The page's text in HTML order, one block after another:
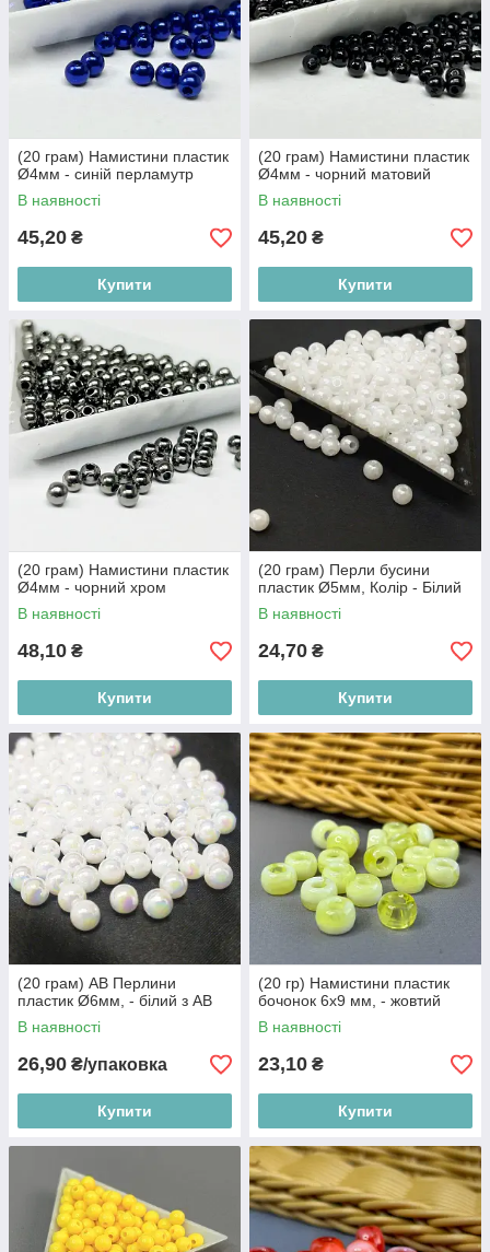
(20 грам) Намистини пластик
Ø4мм - синій перламутр
В наявності
45,20 ₴
Купити
(20 грам) Намистини пластик
Ø4мм - чорний матовий
В наявності
45,20 ₴
Купити
(20 грам) Намистини пластик
Ø4мм - чорний хром
В наявності
48,10 ₴
Купити
(20 грам) Перли бусини
пластик Ø5мм, Колір - Білий
В наявності
24,70 ₴
Купити
(20 грам) AB Перлини
пластик Ø6мм, - білий з АВ
В наявності
26,90 ₴/упаковка
Купити
(20 гр) Намистини пластик
бочонок 6х9 мм, - жовтий
В наявності
23,10 ₴
Купити